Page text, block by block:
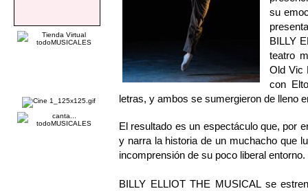
su
BILLY
teatro
Old Vic
con
letras, y ambos se sumergieron de lleno
El resultado es un espectáculo que, por
y narra la historia de un muchacho que
incomprensión de su poco liberal entorno.
BILLY ELLIOT THE MUSICAL se